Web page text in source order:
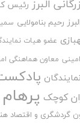
البرز رئیس
رحیم بنامولایی
عضو هیات
معاون هماهنگی
کوچک
گردشگری و اقتصاد